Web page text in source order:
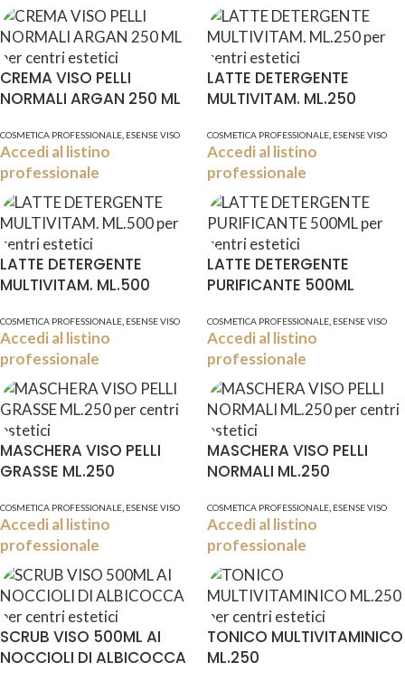
CREMA VISO PELLI
NORMALI ARGAN 250 ML
COSMETICA PROFESSIONALE ESENSE VISO
Accedi al listino
professionale
LATTE DETERGENTE
MULTIVITAM. ML.250
COSMETICA PROFESSIONALE ESENSE VISO
Accedi al listino
professionale
LATTE DETERGENTE
MULTIVITAM. ML.500
COSMETICA PROFESSIONALE ESENSE VISO
Accedi al listino
professionale
LATTE DETERGENTE
PURIFICANTE 500ML
COSMETICA PROFESSIONALE ESENSE VISO
Accedi al listino
professionale
MASCHERA VISO PELLI
GRASSE ML.250
COSMETICA PROFESSIONALE ESENSE VISO
Accedi al listino
professionale
MASCHERA VISO PELLI
NORMALI ML.250
COSMETICA PROFESSIONALE ESENSE VISO
Accedi al listino
professionale
SCRUB VISO 500ML AI
NOCCIOLI DI ALBICOCCA
TONICO MULTIVITAMINICO
ML.250